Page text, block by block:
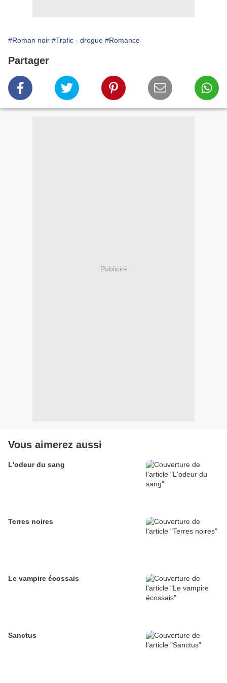
#Roman noir #Trafic - drogue #Romance
Partager
Publicité
Vous aimerez aussi
L'odeur du sang
Terres noires
Le vampire écossais
Sanctus